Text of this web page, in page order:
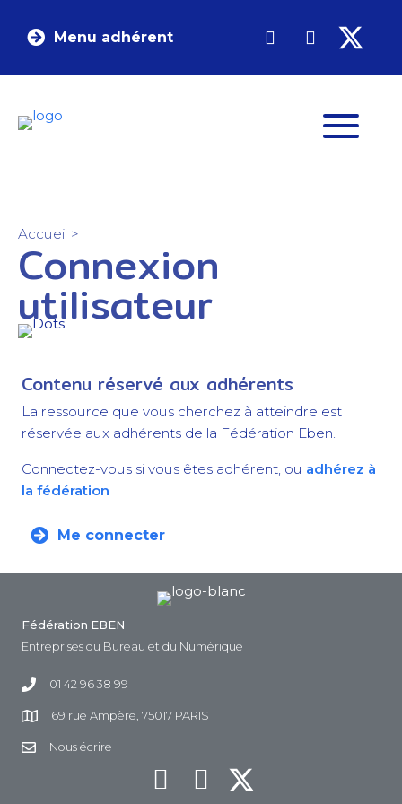
Menu adhérent
Accueil >
Connexion
utilisateur
Contenu réservé aux adhérents
La ressource que vous cherchez à atteindre est
réservée aux adhérents de la Fédération Eben.
Connectez-vous si vous êtes adhérent, ou adhérez à
la fédération
Me connecter
Fédération EBEN
Entreprises du Bureau et du Numérique
01 42 96 38 99
69 rue Ampère, 75017 PARIS
Nous écrire